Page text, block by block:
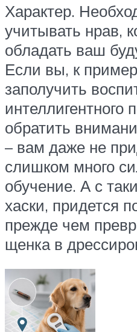
Характер.
учитывать нрав,
обладать ваш
Если вы, к
заполучить
интеллигентного
обратить
– вам даже не
слишком много
обучение. А с
хаски, придется
прежде чем
щенка в